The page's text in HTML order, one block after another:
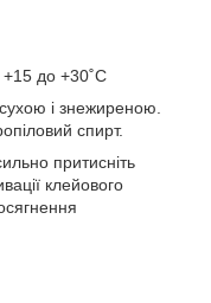
+15 до +30˚С
і знежиреною.
спирт.
притисніть
клейового